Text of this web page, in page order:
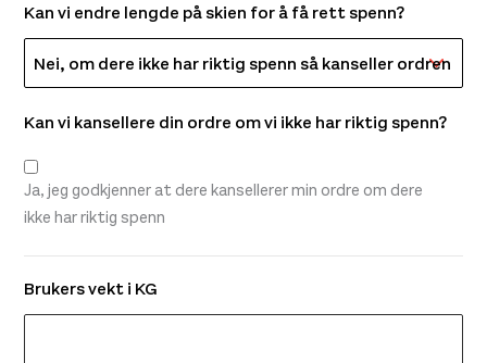
Kan vi endre lengde på skien for å få rett spenn?
Kan vi kansellere din ordre om vi ikke har riktig spenn?
Ja, jeg godkjenner at dere kansellerer min ordre om dere
ikke har riktig spenn
Brukers vekt i KG